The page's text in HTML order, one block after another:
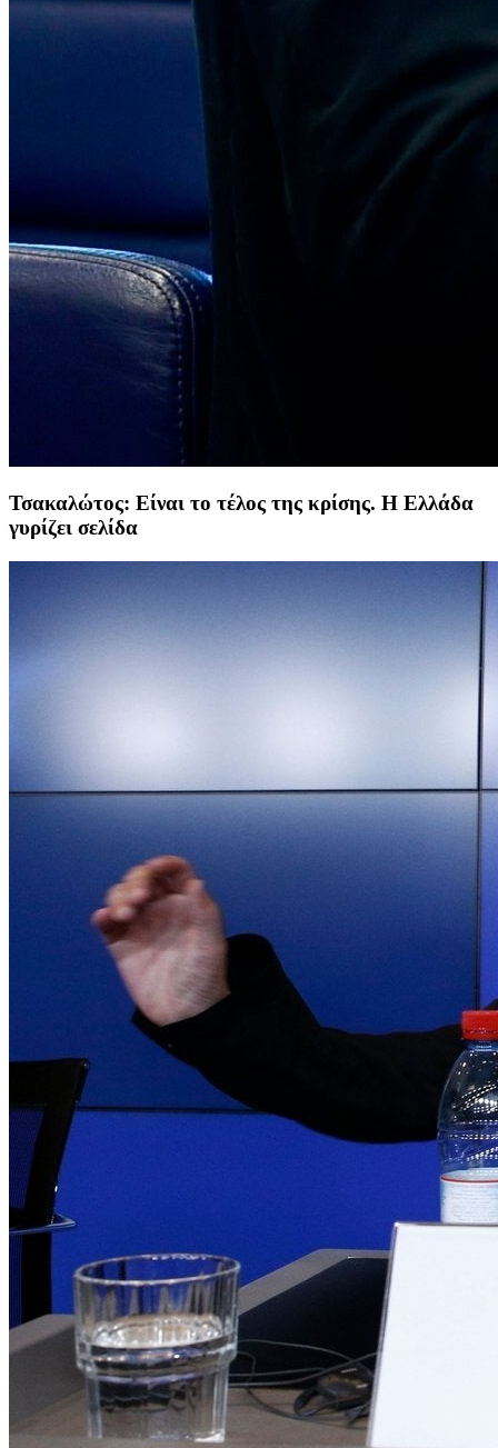
Τσακαλώτος: Είναι το τέλος της κρίσης. Η Ελλάδα
γυρίζει σελίδα